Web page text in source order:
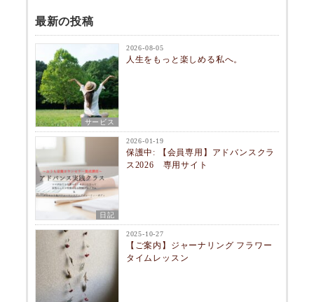
最新の投稿
サービス
2026-08-05
人生をもっと楽しめる私へ。
日記
2026-01-19
保護中: 【会員専用】アドバンスクラ
ス2026 専用サイト
2025-10-27
【ご案内】ジャーナリング フラワー
タイムレッスン